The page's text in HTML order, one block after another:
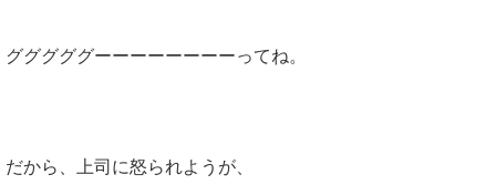
グググググーーーーーーーーってね。
だから、上司に怒られようが、